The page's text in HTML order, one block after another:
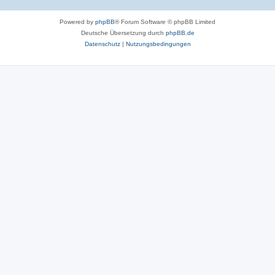
Powered by phpBB® Forum Software © phpBB Limited
Deutsche Übersetzung durch phpBB.de
Datenschutz| Nutzungsbedingungen